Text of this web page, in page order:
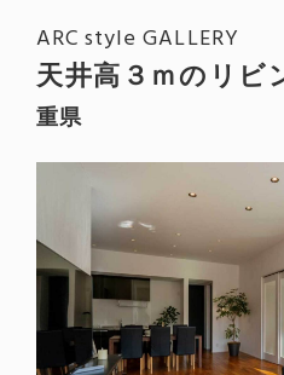
ARC style GALLERY
天井高３ｍのリビ
重県